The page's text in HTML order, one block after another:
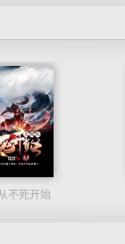
不死开始